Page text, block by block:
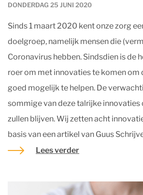
DONDERDAG 25 JUNI 2020
Sinds 1 maart 2020 kent onze zorg
doelgroep, namelijk mensen die
Coronavirus hebben. Sindsdien is de
roer om met innovaties te komen om
goed mogelijk te helpen. De
sommige van deze talrijke innovaties
zullen blijven. Wij zetten acht
basis van een artikel van Guus
Lees verder